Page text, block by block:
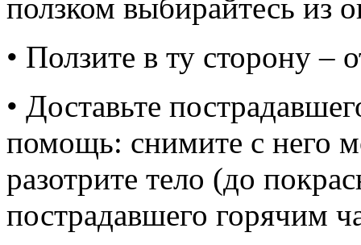
ползком выбирайтесь из
• Ползите в ту сторону –
• Доставьте
помощь: снимите с него
разотрите тело (до
пострадавшего горячим